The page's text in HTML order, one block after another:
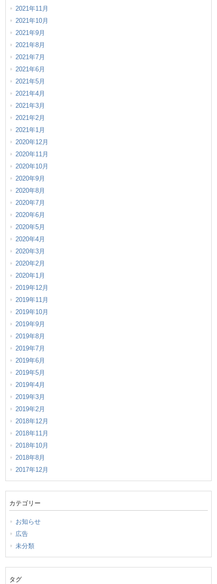
2021年11月
2021年10月
2021年9月
2021年8月
2021年7月
2021年6月
2021年5月
2021年4月
2021年3月
2021年2月
2021年1月
2020年12月
2020年11月
2020年10月
2020年9月
2020年8月
2020年7月
2020年6月
2020年5月
2020年4月
2020年3月
2020年2月
2020年1月
2019年12月
2019年11月
2019年10月
2019年9月
2019年8月
2019年7月
2019年6月
2019年5月
2019年4月
2019年3月
2019年2月
2018年12月
2018年11月
2018年10月
2018年8月
2017年12月
カテゴリー
お知らせ
広告
未分類
タグ